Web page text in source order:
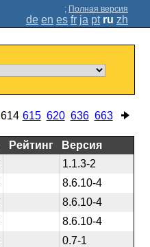
; Полная версия
de en es fr ja pt ru zh
614 615 620 636 663
Рейтинг
Версия
1.1.3-2
8.6.10-4
8.6.10-4
8.6.10-4
0.7-1